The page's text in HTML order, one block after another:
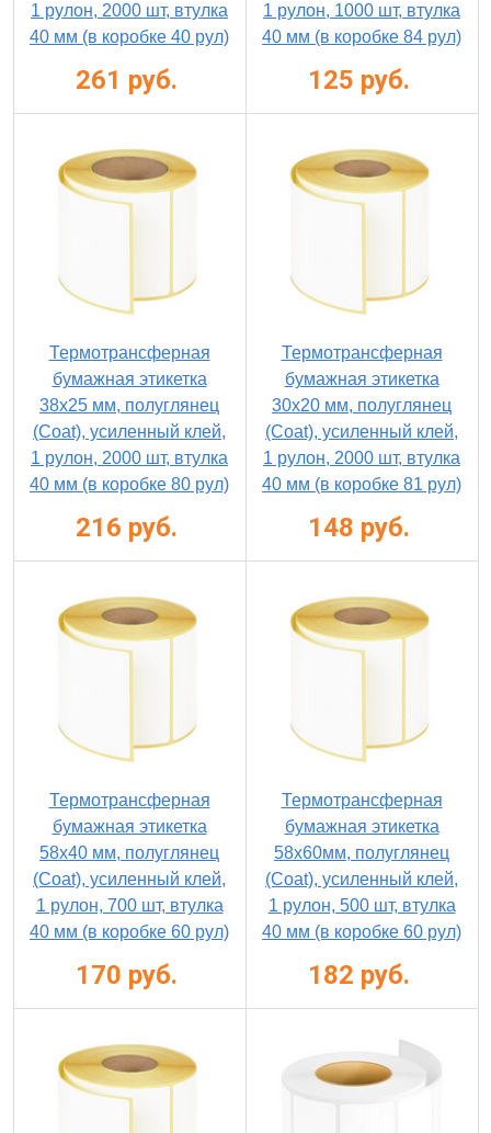
1 рулон, 2000 шт, втулка
40 мм (в коробке 40 рул)
261 руб.
1 рулон, 1000 шт, втулка
40 мм (в коробке 84 рул)
125 руб.
Термотрансферная
бумажная этикетка
38х25 мм, полуглянец
(Coat), усиленный клей,
1 рулон, 2000 шт, втулка
40 мм (в коробке 80 рул)
216 руб.
Термотрансферная
бумажная этикетка
30х20 мм, полуглянец
(Coat), усиленный клей,
1 рулон, 2000 шт, втулка
40 мм (в коробке 81 рул)
148 руб.
Термотрансферная
бумажная этикетка
58х40 мм, полуглянец
(Coat), усиленный клей,
1 рулон, 700 шт, втулка
40 мм (в коробке 60 рул)
170 руб.
Термотрансферная
бумажная этикетка
58х60мм, полуглянец
(Coat), усиленный клей,
1 рулон, 500 шт, втулка
40 мм (в коробке 60 рул)
182 руб.